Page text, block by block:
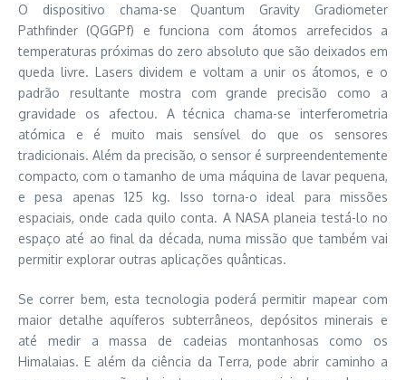
O dispositivo chama-se Quantum Gravity Gradiometer
Pathfinder (QGGPf) e funciona com átomos arrefecidos a
temperaturas próximas do zero absoluto que são deixados em
queda livre. Lasers dividem e voltam a unir os átomos, e o
padrão resultante mostra com grande precisão como a
gravidade os afectou. A técnica chama-se interferometria
atómica e é muito mais sensível do que os sensores
tradicionais. Além da precisão, o sensor é surpreendentemente
compacto, com o tamanho de uma máquina de lavar pequena,
e pesa apenas 125 kg. Isso torna-o ideal para missões
espaciais, onde cada quilo conta. A NASA planeia testá-lo no
espaço até ao final da década, numa missão que também vai
permitir explorar outras aplicações quânticas.
Se correr bem, esta tecnologia poderá permitir mapear com
maior detalhe aquíferos subterrâneos, depósitos minerais e
até medir a massa de cadeias montanhosas como os
Himalaias. E além da ciência da Terra, pode abrir caminho a